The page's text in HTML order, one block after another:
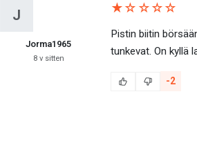
J
Jorma1965
8 v sitten
★☆☆☆☆
Pistin biitin
tunkevat. On kyllä
-2